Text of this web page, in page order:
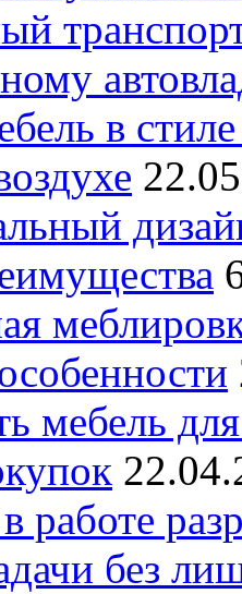
в
мебель
работе
без